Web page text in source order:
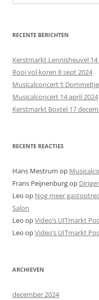
o
k
n
n
a
a
r
RECENTE BERICHTEN
Kerstmarkt Lennisheuvel
Rooi vol koren 8 sept 2024
Musicalconcert ’t Dommeltje
Musicalconcert 14 april 2024
Kerstmarkt Boxtel 17
RECENTE REACTIES
Hans Mestrum op
Frans Peijnenburgop
Leo op Nog meer
Salon
Leo opVideo’s UITmarkt
Leo opVideo’s UITmarkt
ARCHIEVEN
december 2024